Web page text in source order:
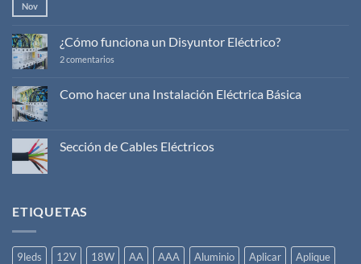
Nov
en
Enchufes
20A
¿Cómo funciona un Disyuntor Eléctrico?
2 comentarios
Disyuntor
Como hacer una Instalación Eléctrica Básica
en
Como
Sección de Cables Eléctricos
de
ETIQUETAS
9leds 12V 18W AA AAA Aluminio Aplicar
Aplique